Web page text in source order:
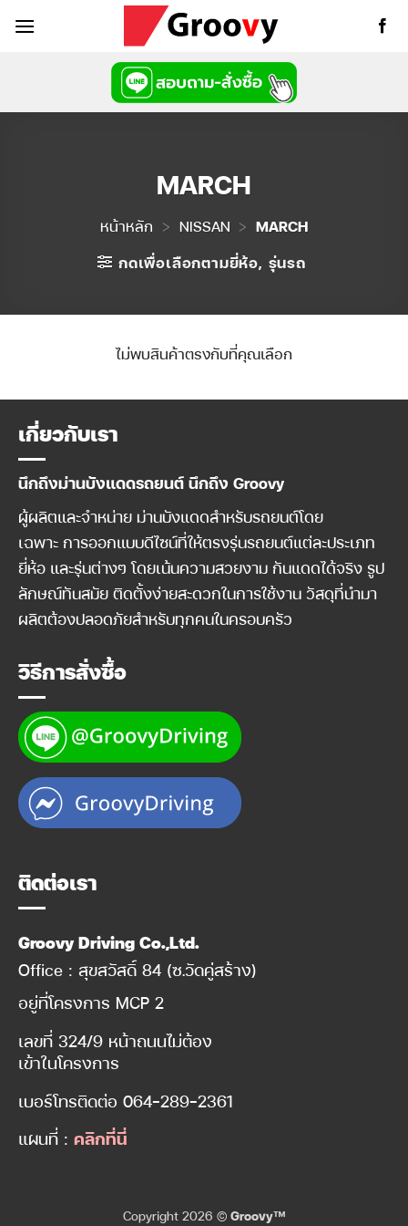
MARCH
หน้าหลัก > NISSAN > MARCH
กดเพื่อเลือกตามยี่ห้อ, รุ่นรถ
ไม่พบสินค้าตรงกับที่คุณเลือก
เกี่ยวกับเรา
นึกถึงม่านบังแดดรถยนต์ นึกถึง Groovy
ผู้ผลิตและจำหน่าย ม่านบังแดดสำหรับรถยนต์โดย
เฉพาะ การออกแบบดีไซน์ที่ให้ตรงรุ่นรถยนต์แต่ละประเภท
ยี่ห้อ และรุ่นต่างๆ โดยเน้นความสวยงาม กันแดดได้จริง รูป
ลักษณ์ทันสมัย ติดตั้งง่ายสะดวกในการใช้งาน วัสดุที่นำมา
ผลิตต้องปลอดภัยสำหรับทุกคนในครอบครัว
วิธีการสั่งซื้อ
ติดต่อเรา
Groovy Driving Co.,Ltd.
Office : สุขสวัสดิ์ 84 (ซ.วัดคู่สร้าง)
อยู่ที่โครงการ MCP 2
เลขที่ 324/9 หน้าถนนไม่ต้อง
เข้าในโครงการ
เบอร์โทรติดต่อ 064-289-2361
แผนที่ : คลิกที่นี่
Copyright 2026 © Groovy™